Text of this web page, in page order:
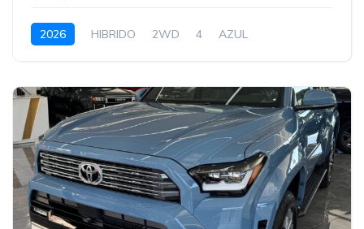
2026 HIBRIDO 2WD 4 AZUL